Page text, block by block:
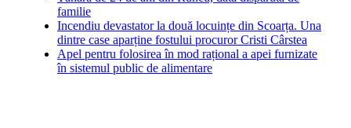
familie
Incendiu devastator la două locuințe din Scoarța. Una
dintre case aparține fostului procuror Cristi Cârstea
Apel pentru folosirea în mod rațional a apei furnizate
în sistemul public de alimentare